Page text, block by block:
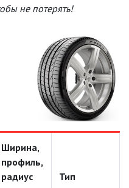
не потерять!
Ширина,
профиль,
радиус
Тип